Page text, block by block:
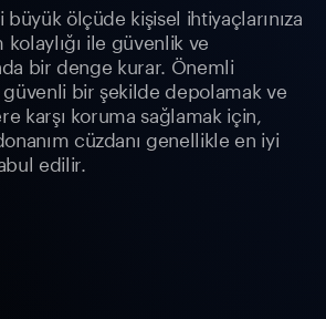
ölçüde kişisel ihtiyaçlarınıza
kolaylığı ile güvenlik ve
bir denge kurar. Önemli
güvenli bir şekilde depolamak ve
karşı koruma sağlamak için,
cüzdanı genellikle en iyi
edilir.